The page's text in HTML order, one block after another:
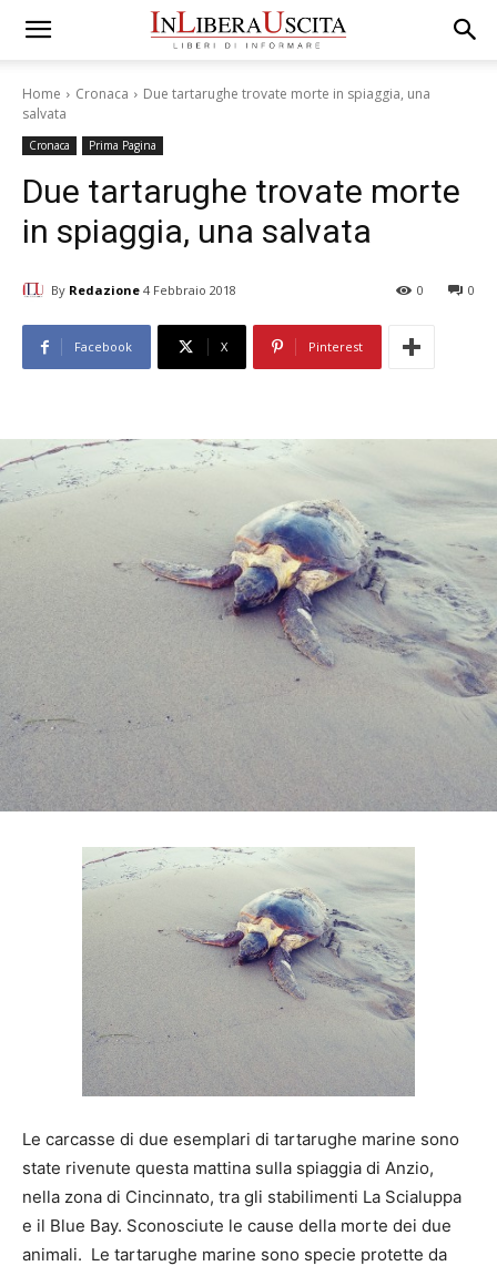
Home Cronaca
Due tartarughe trovate morte in spiaggia, una
salvata
Cronaca Prima Pagina
Due tartarughe trovate morte
in spiaggia, una salvata
By Redazione 4 Febbraio 2018 0
0
Facebook X Pinterest
Le carcasse di due esemplari di tartarughe marine sono
state rivenute questa mattina sulla spiaggia di Anzio,
nella zona di Cincinnato, tra gli stabilimenti La Scialuppa
e il Blue Bay. Sconosciute le cause della morte dei due
animali. Le tartarughe marine sono specie protette da